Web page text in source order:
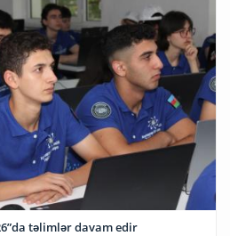
təlimlər davam edir